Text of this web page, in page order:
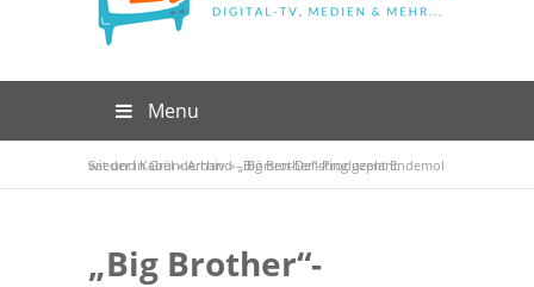
Menu
Sat und Kabel»Archiv»
„Big Brother“-Produzent Endemol wieder in Gründerhand – Börsen-Delisting geplant
„Big Brother“-